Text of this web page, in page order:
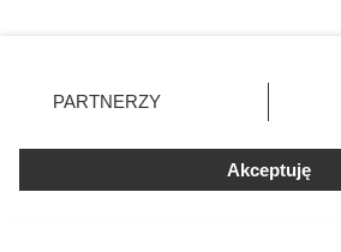
Żona Sienkiewicza
zmienić/wycofać klikając przycisk
znajdujący się w lewym dolnym rogu
użytkownika, ale masz prawo
przetwarzaniu. Preferencje będą
PARTNERZY
Akceptuję